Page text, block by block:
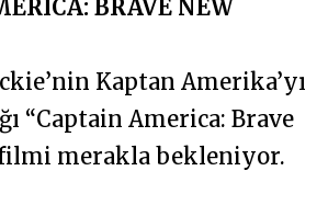
BRAVE NEW
Kaptan Amerika’yı
“Captain America: Brave
merakla bekleniyor.